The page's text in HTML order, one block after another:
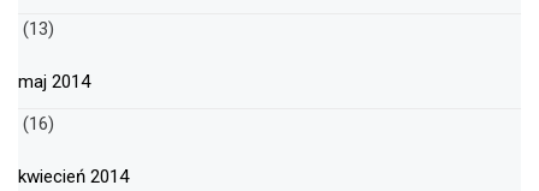
(13)
maj 2014
(16)
kwiecień 2014